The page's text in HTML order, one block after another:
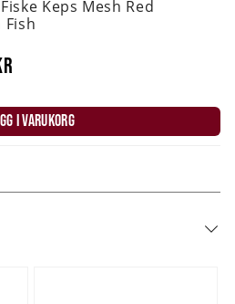
Keps Mesh Red
Fish
I VARUKORG